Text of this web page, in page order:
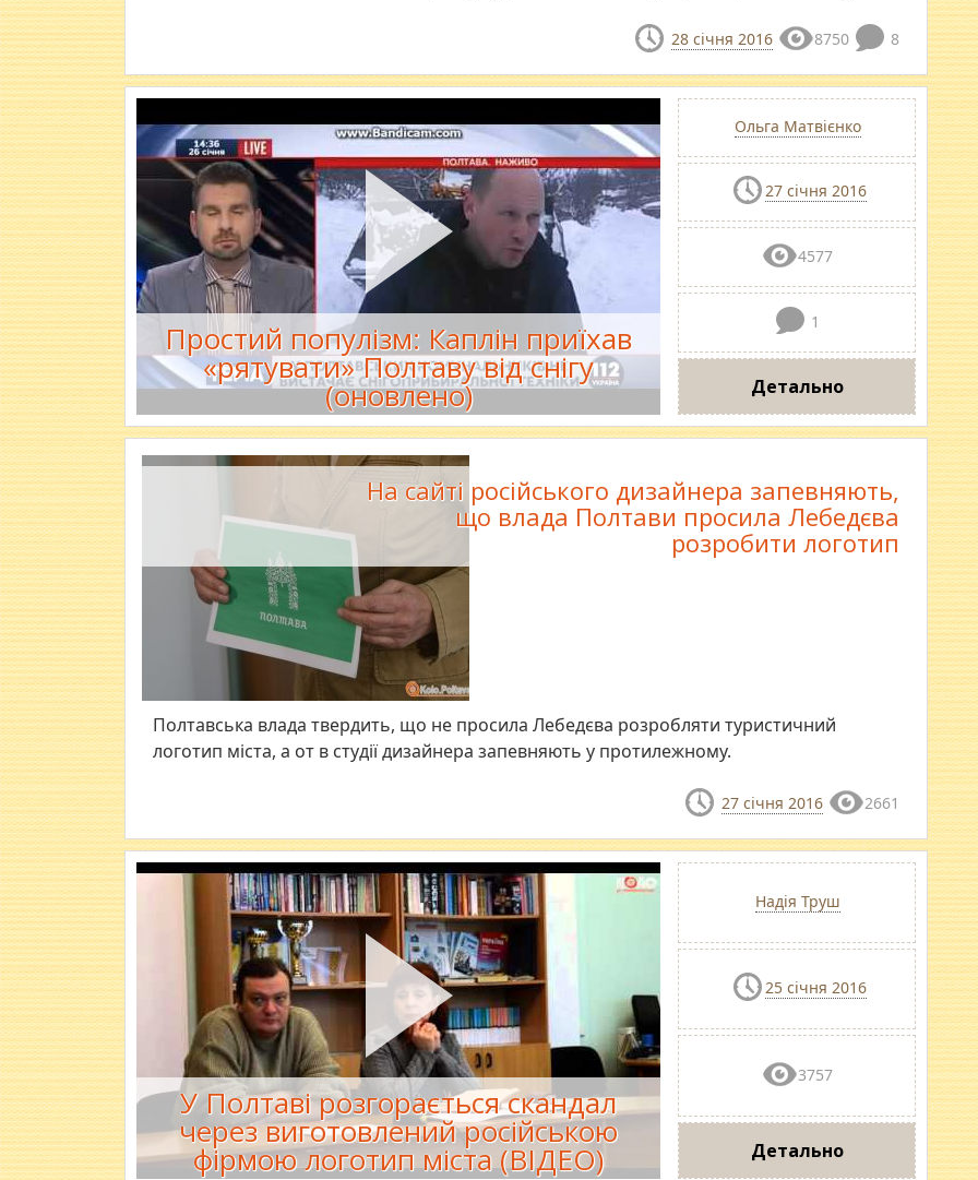
28 січня 2016 8750 8
Простий популізм: Каплін приїхав
«рятувати» Полтаву від снігу
(оновлено)
Ольга Матвієнко
27 січня 2016
4577
1
Детально
На сайті російського дизайнера запевняють,
що влада Полтави просила Лебедєва
розробити логотип
Полтавська влада твердить, що не просила Лебедєва розробляти туристичний
логотип міста, а от в студії дизайнера запевняють у протилежному.
27 січня 2016 2661
У Полтаві розгорається скандал
через виготовлений російською
фірмою логотип міста (ВІДЕО)
Надія Труш
25 січня 2016
3757
Детально